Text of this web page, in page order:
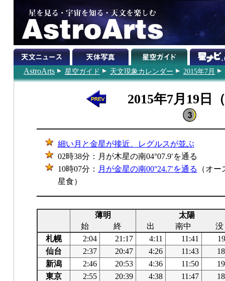
AstroArts 星空ガイド 天文現象カレンダー 2015年7月
2015年7月19日
細い月と金星が接近、レグルスが並ぶ
02時38分：月が木星の南04°07.9′を通る
10時07分： 月が金星の南00°24.7′を通る
（オ
星食）
薄明
太陽
始
終 出 南中
没
札幌
2:04 21:17 4:11 11:41
仙台
2:37 20:47 4:26 11:43
新潟
2:46 20:53 4:36 11:50
東京
2:55 20:39 4:38 11:47